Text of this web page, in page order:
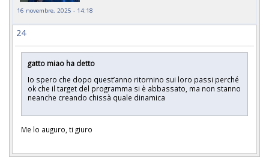
16 novembre, 2025 - 14:18
24
gatto miao ha detto
Io spero che dopo quest’anno ritornino sui loro passi perché
ok che il target del programma si è abbassato, ma non stanno
neanche creando chissà quale dinamica
Me lo auguro, ti giuro